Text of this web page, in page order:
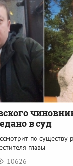
в суд
по существу
главы
10626